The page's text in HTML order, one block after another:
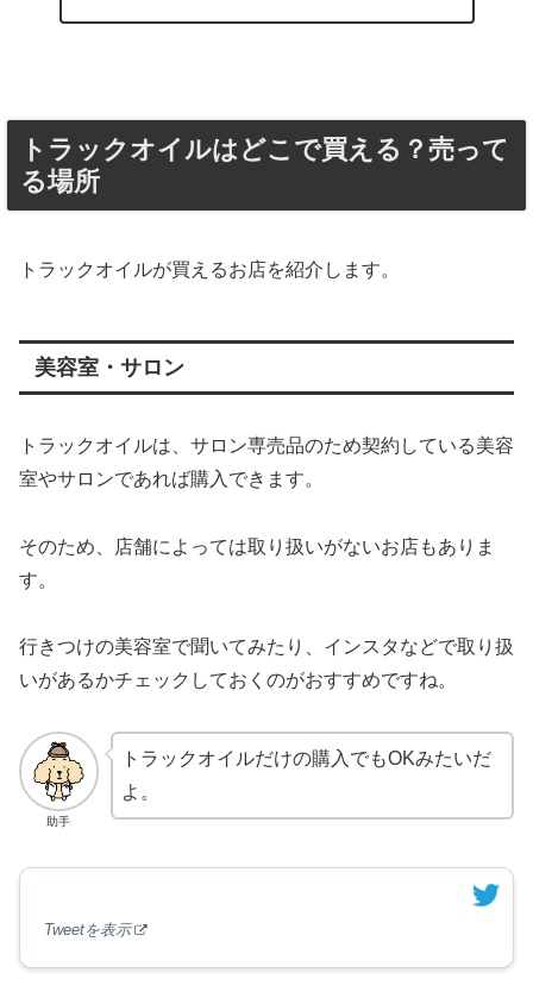
トラックオイルはどこで買える？売って
る場所
トラックオイルが買えるお店を紹介します。
美容室・サロン
トラックオイルは、サロン専売品のため契約している美容
室やサロンであれば購入できます。
そのため、店舗によっては取り扱いがないお店もありま
す。
行きつけの美容室で聞いてみたり、インスタなどで取り扱
いがあるかチェックしておくのがおすすめですね。
助手
トラックオイルだけの購入でもOKみたいだ
よ。
Tweetを表示